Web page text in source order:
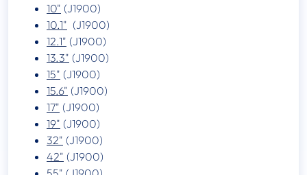
10" (J1900)
10.1" (J1900)
12.1" (J1900)
13.3" (J1900)
15" (J1900)
15.6" (J1900)
17" (J1900)
19" (J1900)
32" (J1900)
42" (J1900)